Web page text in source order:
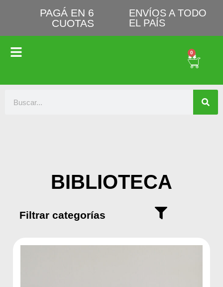
PAGÁ EN 6
CUOTAS
ENVÍOS A TODO
EL PAÍS
0
BIBLIOTECA
Filtrar categorías